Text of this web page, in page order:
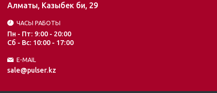
Алматы, Казыбек би, 29
ЧАСЫ РАБОТЫ
Пн - Пт: 9:00 - 20:00
Сб - Вс: 10:00 - 17:00
E-MAIL
sale@pulser.kz